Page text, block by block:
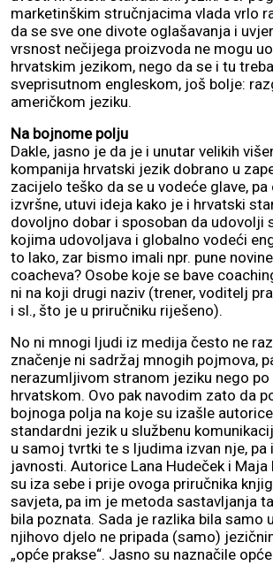
marketinškim stručnjacima vlada vrlo
da se sve one divote oglašavanja i
vrsnost nečijega proizvoda ne mogu
hrvatskim jezikom, nego da se i tu
sveprisutnom engleskom, još bolje:
američkom jeziku.
Na bojnome polju
Dakle, jasno je da je i unutar velikih
kompanija hrvatski jezik dobrano u
zacijelo teško da se u vodeće glave, pa
izvršne, utuvi ideja kako je i hrvatski
dovoljno dobar i sposoban da udovolji
kojima udovoljava i globalno vodeći
to lako, zar bismo imali npr. pune
coacheva? Osobe koje se bave
ni na koji drugi naziv (trener, voditelj
i sl., što je u priručniku riješeno).
No ni mnogi ljudi iz medija često ne
značenje ni sadržaj mnogih pojmova,
nerazumljivom stranom jeziku nego
hrvatskom. Ovo pak navodim zato da
bojnoga polja na koje su izašle
standardni jezik u službenu
u samoj tvrtki te s ljudima izvan nje, pa
javnosti. Autorice Lana Hudeček i
su iza sebe i prije ovoga priručnika
savjeta, pa im je metoda sastavljanja
bila poznata. Sada je razlika bila samo
njihovo djelo ne pripada (samo)
„opće prakse“. Jasno su naznačile